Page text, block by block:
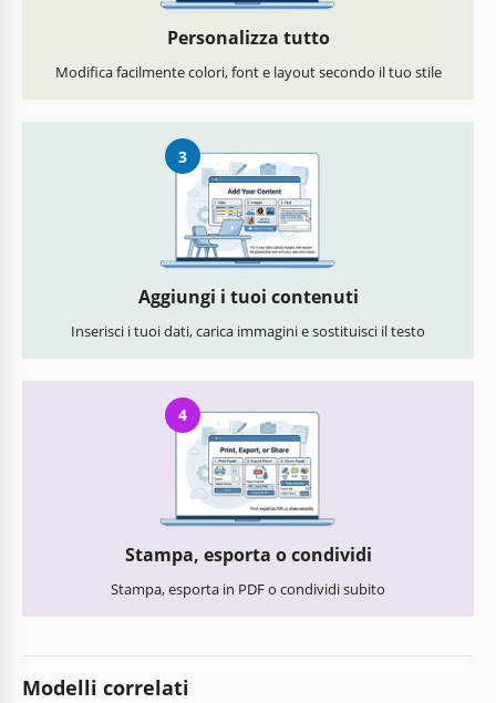
Personalizza tutto
Modifica facilmente colori, font e layout secondo il tuo stile
3
Aggiungi i tuoi contenuti
Inserisci i tuoi dati, carica immagini e sostituisci il testo
4
Stampa, esporta o condividi
Stampa, esporta in PDF o condividi subito
Modelli correlati